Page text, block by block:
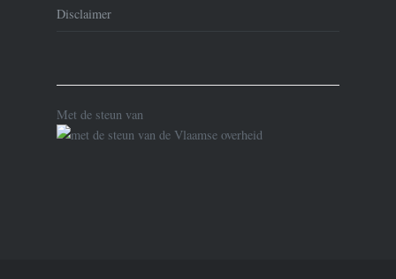
Disclaimer
Met de steun van